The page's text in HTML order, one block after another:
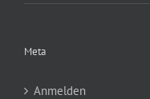
Meta
Anmelden